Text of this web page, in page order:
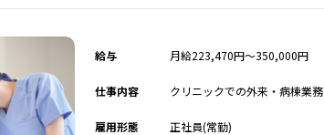
給与 月給223,470円～350,000円
仕事内容 クリニックでの外来・病棟業務
雇用形態 正社員(常勤)